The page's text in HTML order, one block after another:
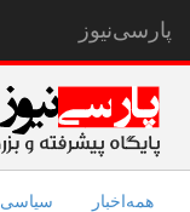
پارسی‌نیوز
همه‌اخبار سیاسی